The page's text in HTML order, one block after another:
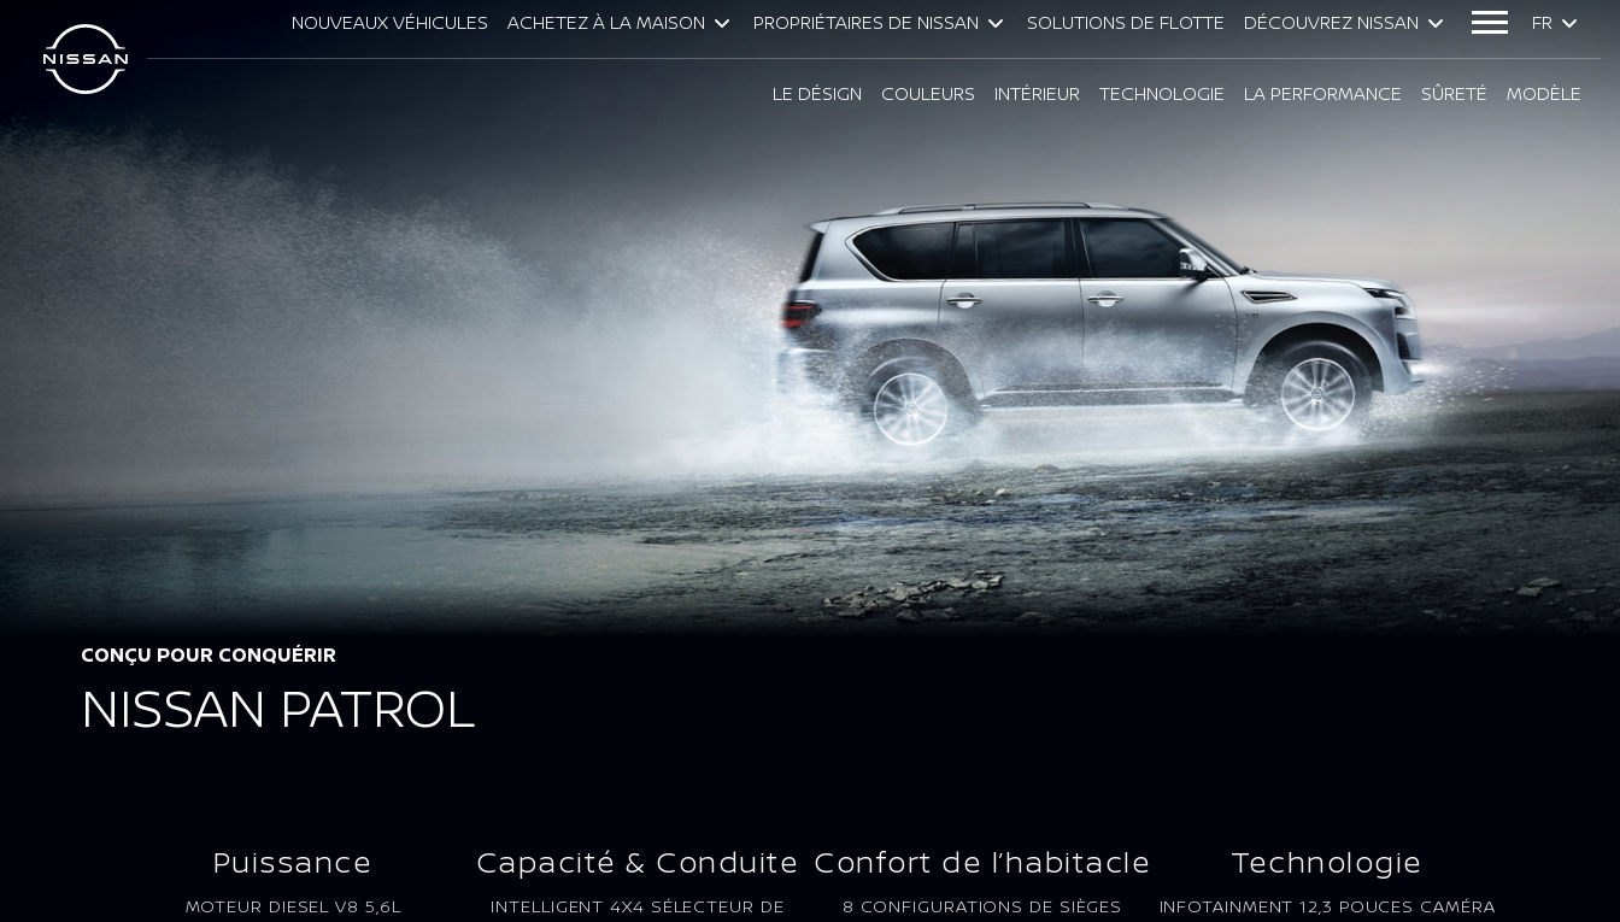
NOUVEAUX VÉHICULES ACHETEZ À LA MAISON PROPRIÉTAIRES DE NISSAN SOLUTIONS DE FLOTTE DÉCOUVREZ NISSAN FR
LE DÉSIGN COULEURS INTÉRIEUR TECHNOLOGIE LA PERFORMANCE SÛRETÉ MODÈLE
CONÇU POUR CONQUÉRIR
NISSAN PATROL
Puissance
MOTEUR DIESEL V8 5,6L
Capacité & Conduite
INTELLIGENT 4X4 SÉLECTEUR DE
Confort de l’habitacle
8 CONFIGURATIONS DE SIÈGES
Technologie
INFOTAINMENT 12,3 POUCES CAMÉRA